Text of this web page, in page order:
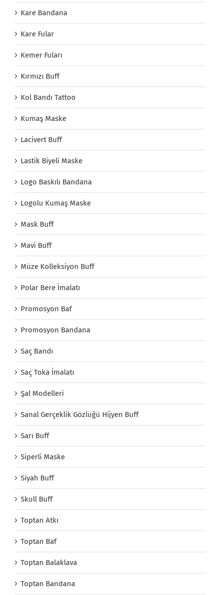
Kare Bandana
Kare Fular
Kemer Fuları
Kırmızı Buff
Kol Bandı Tattoo
Kumaş Maske
Lacivert Buff
Lastik Biyeli Maske
Logo Baskılı Bandana
Logolu Kumaş Maske
Mask Buff
Mavi Buff
Müze Kolleksiyon Buff
Polar Bere İmalatı
Promosyon Baf
Promosyon Bandana
Saç Bandı
Saç Toka İmalatı
Şal Modelleri
Sanal Gerçeklik Gözlüğü Hijyen Buff
Sarı Buff
Siperli Maske
Siyah Buff
Skull Buff
Toptan Atkı
Toptan Baf
Toptan Balaklava
Toptan Bandana